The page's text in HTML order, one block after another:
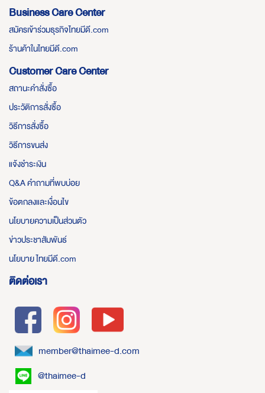
Business Care Center
สมัครเข้าร่วมธุรกิจไทยมีดี.com
ร้านค้าในไทยมีดี.com
Customer Care Center
สถานะคำสั่งซื้อ
ประวัติการสั่งซื้อ
วิธีการสั่งซื้อ
วิธีการขนส่ง
แจ้งชำระเงิน
Q&A คำถามที่พบบ่อย
ข้อตกลงและเงื่อนไข
นโยบายความเป็นส่วนตัว
ข่าวประชาสัมพันธ์
นโยบาย ไทยมีดี.com
ติดต่อเรา
member@thaimee-d.com
@thaimee-d